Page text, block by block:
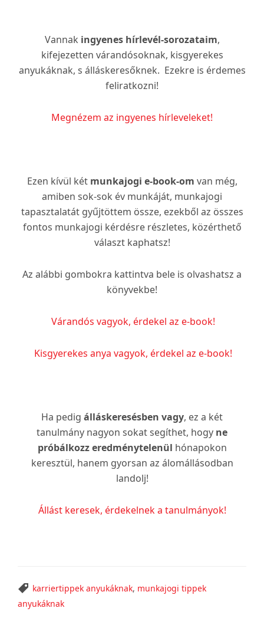
Vannak ingyenes hírlevél-sorozataim,
kifejezetten várandósoknak, kisgyerekes
anyukáknak, s álláskeresőknek. Ezekre is érdemes
feliratkozni!
Megnézem az ingyenes hírleveleket!
Ezen kívül két munkajogi e-book-om van még,
amiben sok-sok év munkáját, munkajogi
tapasztalatát gyűjtöttem össze, ezekből az összes
fontos munkajogi kérdésre részletes, közérthető
választ kaphatsz!
Az alábbi gombokra kattintva bele is olvashatsz a
könyvekbe!
Várandós vagyok, érdekel az e-book!
Kisgyerekes anya vagyok, érdekel az e-book!
Ha pedig álláskeresésben vagy, ez a két
tanulmány nagyon sokat segíthet, hogy ne
próbálkozz eredménytelenül hónapokon
keresztül, hanem gyorsan az álomállásodban
landolj!
Állást keresek, érdekelnek a tanulmányok!
karriertippek anyukáknak, munkajogi tippek
anyukáknak